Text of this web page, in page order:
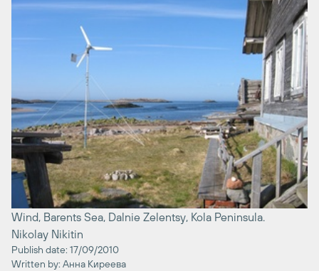
Wind, Barents Sea, Dalnie Zelentsy, Kola Peninsula.
Nikolay Nikitin
Publish date: 17/09/2010
Written by: Анна Киреева